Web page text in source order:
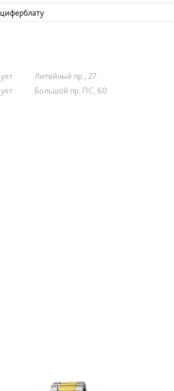
Литейный пр., 27
Большой пр. ПС, 60